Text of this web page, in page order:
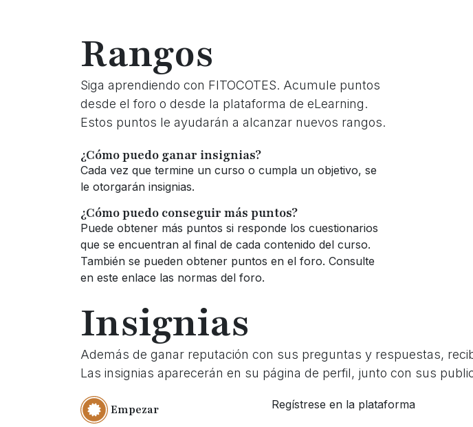
Rangos
Siga aprendiendo con FITOCOTES. Acumule puntos
desde el foro o desde la plataforma de eLearning.
Estos puntos le ayudarán a alcanzar nuevos rangos.
¿Cómo puedo ganar insignias?
Cada vez que termine un curso o cumpla un objetivo, se
le otorgarán insignias.
¿Cómo puedo conseguir más puntos?
Puede obtener más puntos si responde los cuestionarios
que se encuentran al final de cada contenido del curso.
También se pueden obtener puntos en el foro. Consulte
en este enlace las normas del foro.
Insignias
Además de ganar reputación con sus preguntas y respuestas,
Las insignias aparecerán en su página de perfil, junto con sus
Empezar Regístrese en la plataforma